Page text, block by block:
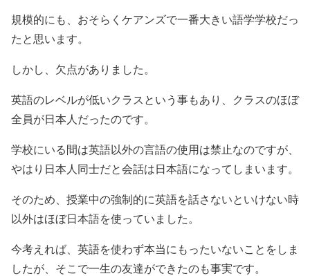
規模的にも、おそらくケアンズで一番大きい語学学校だっ
たと思います。
しかし、欠点がありました。
英語のレベルが低いクラスという事もあり、クラスのほぼ
全員が日本人だったのです。
学校にいる間は英語以外の言語の使用は禁止なのですが、
やはり日本人同士だと会話は日本語になってしまいます。
そのため、授業中の強制的に英語を話さないといけない時
以外はほぼ日本語を使っていました。
今考えれば、英語を使わず本当にもったいないことをしま
したが、そこで一生の友達ができたのも事実です。